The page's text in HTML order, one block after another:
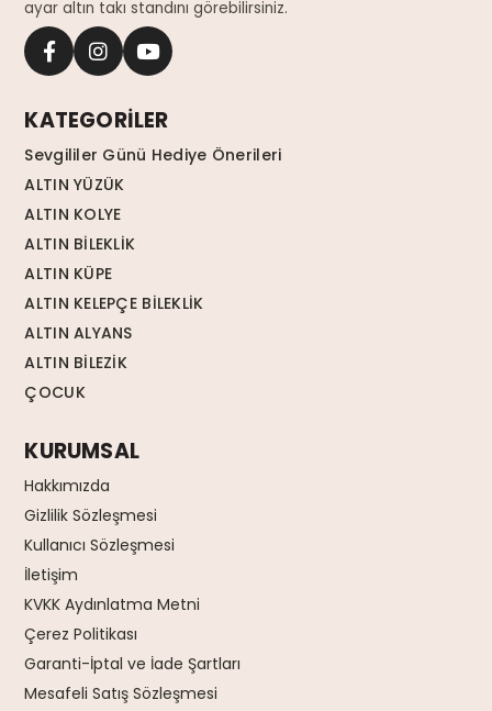
ayar altın takı standını görebilirsiniz.
KATEGORİLER
Sevgililer Günü Hediye Önerileri
ALTIN YÜZÜK
ALTIN KOLYE
ALTIN BİLEKLİK
ALTIN KÜPE
ALTIN KELEPÇE BİLEKLİK
ALTIN ALYANS
ALTIN BİLEZİK
ÇOCUK
KURUMSAL
Hakkımızda
Gizlilik Sözleşmesi
Kullanıcı Sözleşmesi
İletişim
KVKK Aydınlatma Metni
Çerez Politikası
Garanti-İptal ve İade Şartları
Mesafeli Satış Sözleşmesi